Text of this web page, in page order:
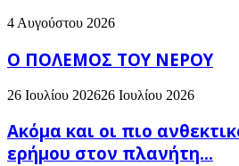
4 Αυγούστου 2026
Ο ΠΟΛΕΜΟΣ ΤΟΥ ΝΕΡΟΥ
26 Ιουλίου 202626 Ιουλίου 2026
Ακόμα και οι πιο
ερήμου στον πλανήτη...